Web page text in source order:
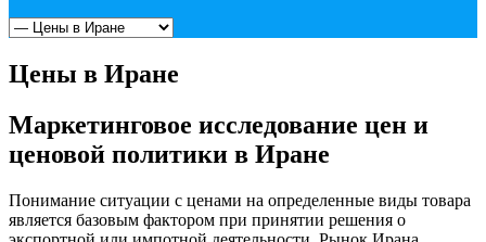
Цены в Иране
Маркетинговое исследование цен и
ценовой политики в Иране
Понимание ситуации с ценами на определенные виды товара
является базовым фактором при принятии решения о